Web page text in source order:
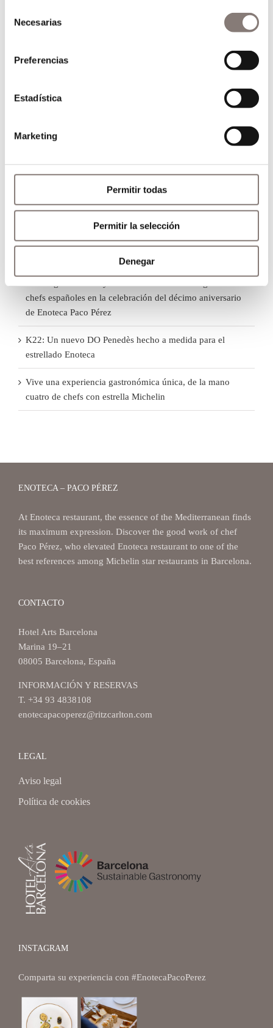
Necesarias
Preferencias
Estadística
Marketing
Permitir todas
Permitir la selección
Denegar
15 aniversario Enoteca Paco Pérez
Cena especial para III Festival Gastronómico CORPINAT
en Bodegas de Recaredo
chefs españoles en la celebración del décimo aniversario
de Enoteca Paco Pérez
K22: Un nuevo DO Penedès hecho a medida para el
estrellado Enoteca
Vive una experiencia gastronómica única, de la mano
cuatro de chefs con estrella Michelin
ENOTECA – PACO PÉREZ
At Enoteca restaurant, the essence of the Mediterranean finds
its maximum expression. Discover the good work of chef
Paco Pérez, who elevated Enoteca restaurant to one of the
best references among Michelin star restaurants in Barcelona.
CONTACTO
Hotel Arts Barcelona
Marina 19–21
08005 Barcelona, España
INFORMACIÓN Y RESERVAS
T. +34 93 4838108
enotecapacoperez@ritzcarlton.com
LEGAL
Aviso legal
Política de cookies
INSTAGRAM
Comparta su experiencia con #EnotecaPacoPerez